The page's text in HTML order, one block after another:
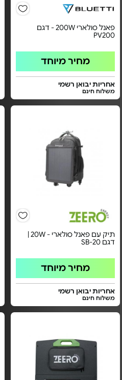
פאנל סולארי 200W - דגם
PV200
מחיר מיוחד
אחריות יבואן רשמי
משלוח חינם
תיק עם פאנל סולארי - 20W |
דגם SB-20
מחיר מיוחד
אחריות יבואן רשמי
משלוח חינם